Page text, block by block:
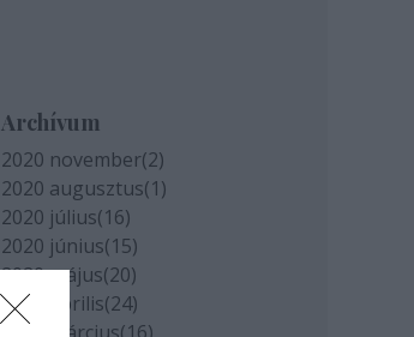
Archívum
2020 november(2)
2020 augusztus(1)
2020 július(16)
2020 június(15)
2020 május(20)
2020 április(24)